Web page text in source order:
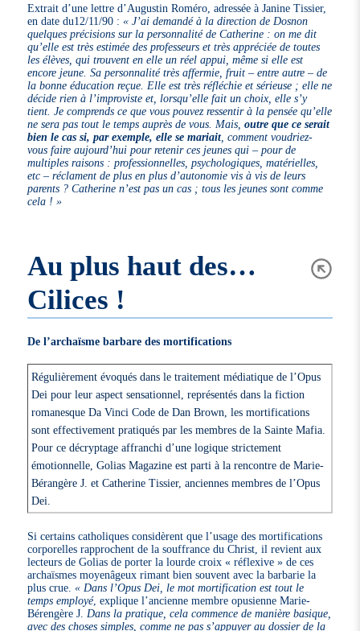
Extrait d’une lettre d’Augustin Roméro, adressée à Janine Tissier,
en date du12/11/90 :« J’ai demandé à la direction de Dosnon
quelques précisions sur la personnalité de Catherine : on me dit
qu’elle est très estimée des professeurs et très appréciée de toutes
les élèves, qui trouvent en elle un réel appui, même si elle est
encore jeune. Sa personnalité très affermie, fruit – entre autre – de
la bonne éducation reçue. Elle est très réfléchie et sérieuse ; elle ne
décide rien à l’improviste et, lorsqu’elle fait un choix, elle s’y
tient. Je comprends ce que vous pouvez ressentir à la pensée qu’elle
ne sera pas tout le temps auprès de vous. Mais,outre que ce serait
bien le cas si, par exemple, elle se mariait, comment voudriez-
vous faire aujourd’hui pour retenir ces jeunes qui – pour de
multiples raisons : professionnelles, psychologiques, matérielles,
etc – réclament de plus en plus d’autonomie vis à vis de leurs
parents ? Catherine n’est pas un cas ; tous les jeunes sont comme
cela ! »
Au plus haut des…
Cilices !
De l’archaïsme barbare des mortifications
Régulièrement évoqués dans le traitement médiatique de l’Opus
Dei pour leur aspect sensationnel, représentés dans la fiction
romanesque Da Vinci Code de Dan Brown, les mortifications
sont effectivement pratiqués par les membres de la Sainte Mafia.
Pour ce décryptage affranchi d’une logique strictement
émotionnelle, Golias Magazine est parti à la rencontre de Marie-
Bérangère J. et Catherine Tissier, anciennes membres de l’Opus
Dei.
Si certains catholiques considèrent que l’usage des mortifications
corporelles rapprochent de la souffrance du Christ, il revient aux
lecteurs de Golias de porter la lourde croix « réflexive » de ces
archaïsmes moyenâgeux rimant bien souvent avec la barbarie la
plus crue.« Dans l’Opus Dei, le mot mortification est tout le
temps employé, explique l’ancienne membre opusienne Marie-
Bérengère J.Dans la pratique, cela commence de manière basique,
avec des choses simples, comme ne pas s’appuyer au dossier de la